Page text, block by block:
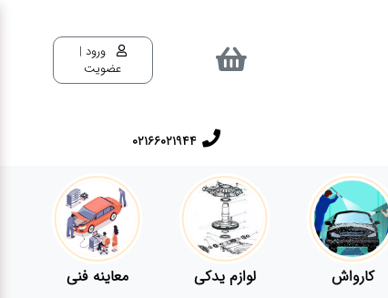
ورود |
عضویت
02166021944
کارواش لوازم یدکی معاینه فنی